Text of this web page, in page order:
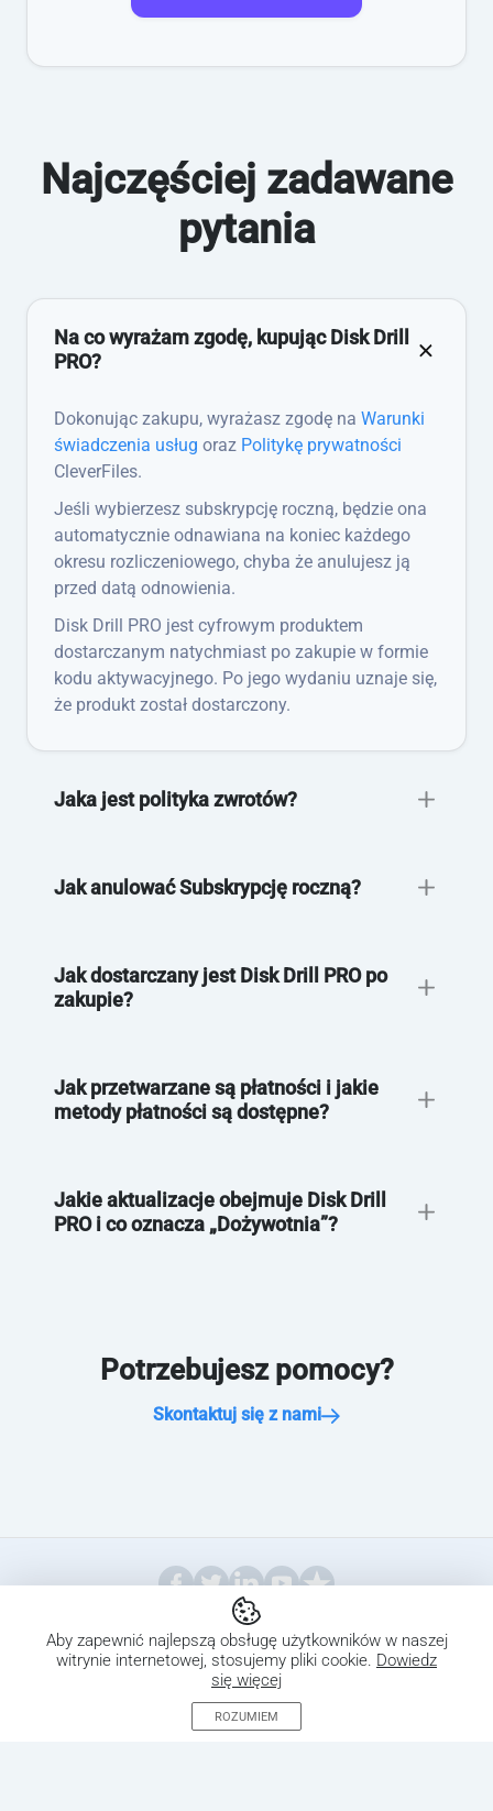
Najczęściej zadawane
pytania
Na co wyrażam zgodę, kupując Disk Drill
PRO?
Dokonując zakupu, wyrażasz zgodę na Warunki
świadczenia usług oraz Politykę prywatności
CleverFiles.
Jeśli wybierzesz subskrypcję roczną, będzie ona
automatycznie odnawiana na koniec każdego
okresu rozliczeniowego, chyba że anulujesz ją
przed datą odnowienia.
Disk Drill PRO jest cyfrowym produktem
dostarczanym natychmiast po zakupie w formie
kodu aktywacyjnego. Po jego wydaniu uznaje się,
że produkt został dostarczony.
Jaka jest polityka zwrotów?
Jak anulować Subskrypcję roczną?
tutaj
Zespołem Wsparcia
Jak dostarczany jest Disk Drill PRO po
zakupie?
Jak przetwarzane są płatności i jakie
metody płatności są dostępne?
Jakie aktualizacje obejmuje Disk Drill
PRO i co oznacza „Dożywotnia”?
Potrzebujesz pomocy?
Skontaktuj się z nami
122 Delaware St, Ste E2, New Castle, DE 19720 USA
© 2026 CleverFiles Inc., jej podmioty stowarzyszone i licencjodawcy
O nas Pomoc Partnerzy Prasa Odinstalować Prawny
Aby zapewnić najlepszą obsługę użytkowników w naszej
witrynie internetowej, stosujemy pliki cookie. Dowiedz
się więcej
ROZUMIEM